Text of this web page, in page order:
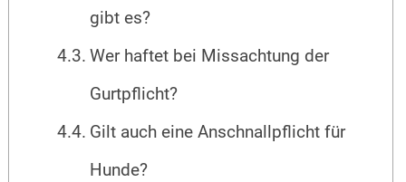
gibt es?
Wer haftet bei Missachtung der
Gurtpflicht?
Gilt auch eine Anschnallpflicht für
Hunde?